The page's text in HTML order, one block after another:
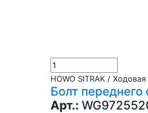
HOWO SITRAK / Ходовая
Болт
Арт.: